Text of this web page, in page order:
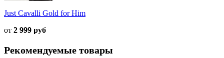
Just Cavalli Gold for Him
от 2 999 руб
Рекомендуемые товары